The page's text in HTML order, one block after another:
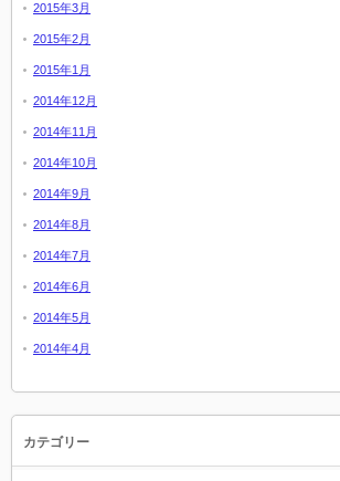
2015年3月
2015年2月
2015年1月
2014年12月
2014年11月
2014年10月
2014年9月
2014年8月
2014年7月
2014年6月
2014年5月
2014年4月
カテゴリー